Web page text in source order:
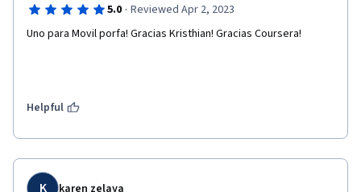
5.0 · Reviewed Apr 2, 2023
Uno para Movil porfa! Gracias Kristhian! Gracias Coursera!
Helpful
K karen zelaya